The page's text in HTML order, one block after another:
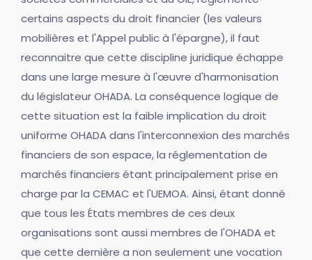
certains aspects du droit financier (les valeurs
mobilières et l'Appel public à l'épargne), il faut
reconnaitre que cette discipline juridique échappe
dans une large mesure à l'œuvre d'harmonisation
du législateur OHADA. La conséquence logique de
cette situation est la faible implication du droit
uniforme OHADA dans l'interconnexion des marchés
financiers de son espace, la réglementation de
marchés financiers étant principalement prise en
charge par la CEMAC et l'UEMOA. Ainsi, étant donné
que tous les États membres de ces deux
organisations sont aussi membres de l'OHADA et
que cette dernière a non seulement une vocation